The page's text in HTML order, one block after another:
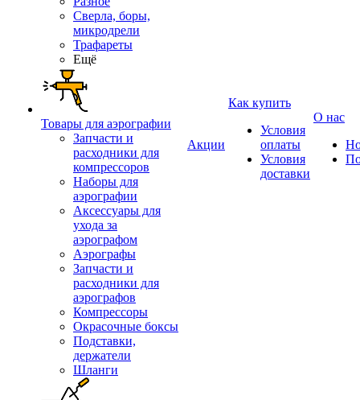
Сверла, боры,
микродрели
Трафареты
Ещё
Товары для аэрографии
Запчасти и
расходники для
компрессоров
Наборы для
аэрографии
Аксессуары для
ухода за
аэрографом
Аэрографы
Запчасти и
расходники для
аэрографов
Компрессоры
Окрасочные боксы
Подставки,
держатели
Шланги
Акции
Как купить
Условия
оплаты
Условия
доставки
О нас